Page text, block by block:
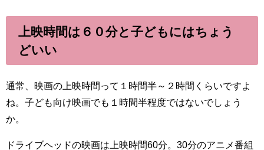
上映時間は６０分と子どもにはちょう
どいい
通常、映画の上映時間って１時間半～２時間くらいですよ
ね。子ども向け映画でも１時間半程度ではないでしょう
か。
ドライブヘッドの映画は上映時間60分。30分のアニメ番組